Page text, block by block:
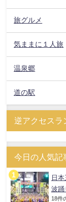
旅グルメ
気ままに１人旅
温泉郷
道の駅
逆アクセスラ
今日の人気記
日
波踊
18件